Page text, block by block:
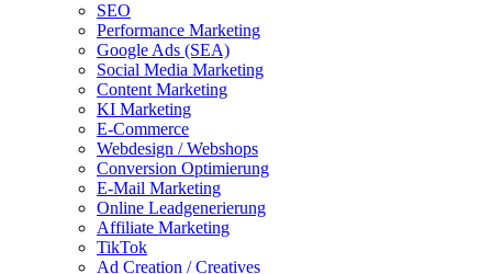
SEO
Performance Marketing
Google Ads (SEA)
Social Media Marketing
Content Marketing
KI Marketing
E-Commerce
Webdesign / Webshops
Conversion Optimierung
E-Mail Marketing
Online Leadgenerierung
Affiliate Marketing
TikTok
Ad Creation / Creatives